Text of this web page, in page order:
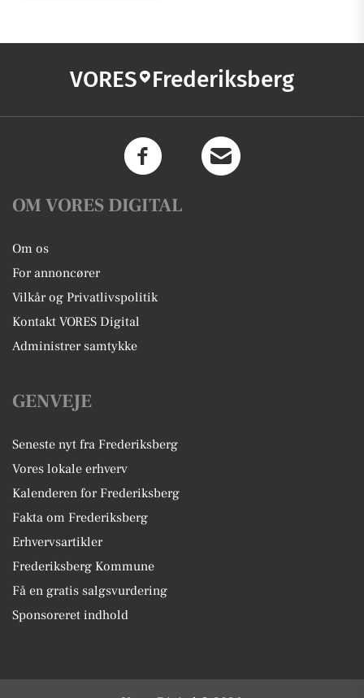
VORES Frederiksberg
OM VORES DIGITAL
Om os
For annoncører
Vilkår og Privatlivspolitik
Kontakt VORES Digital
Administrer samtykke
GENVEJE
Seneste nyt fra Frederiksberg
Vores lokale erhverv
Kalenderen for Frederiksberg
Fakta om Frederiksberg
Erhvervsartikler
Frederiksberg Kommune
Få en gratis salgsvurdering
Sponsoreret indhold